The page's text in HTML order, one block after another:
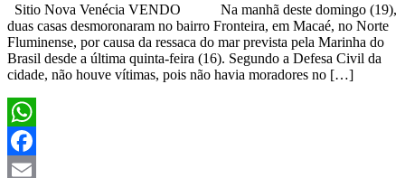
Sitio Nova Venécia VENDO Na manhã deste domingo (19),
duas casas desmoronaram no bairro Fronteira, em Macaé, no Norte
Fluminense, por causa da ressaca do mar prevista pela Marinha do
Brasil desde a última quinta-feira (16). Segundo a Defesa Civil da
cidade, não houve vítimas, pois não havia moradores no […]
WhatsApp
Facebook